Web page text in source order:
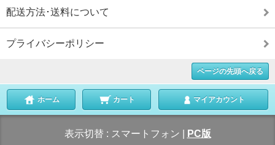
配送方法･送料について
プライバシーポリシー
ページの先頭へ戻る
ホーム カート マイアカウント
表示切替 : スマートフォン PC版